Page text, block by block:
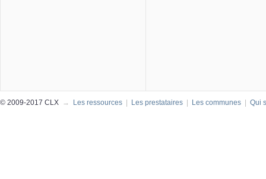
© 2009-2017 CLX → Les ressources | Les prestataires | Les communes | Qui